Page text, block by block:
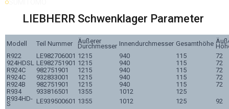
LIEBHERR Schwenklager Parameter
Modell Teil Nummer Äußerer
Durchmesser Innendurchmesser Gesamthöhe
R922
LE982706001 1215 940 115
72
924HDSL LE982751901 1215 940 115
72
R924C
982751901 1215 940 115
72
R924C
932833001 1215 940 115
72
R924B
982751901 1215 940 115
72
R934
933816501 1355 1012
125
R934HD-
S LE939500601 1355 1012 125
92